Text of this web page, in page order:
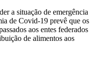
a situação de emergência
de Covid-19 prevê que os
aos entes federados
de alimentos aos